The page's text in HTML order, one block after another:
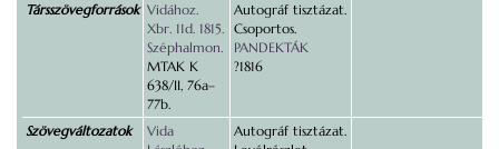
Társszövegforrások Vidához.
Xbr. 11d. 1815.
Széphalmon.
MTAK K
638/II, 76a–
77b.
Autográf tisztázat.
Csoportos.
PANDEKTÁK
?1816
Szövegváltozatok
Vida
Autográf tisztázat.